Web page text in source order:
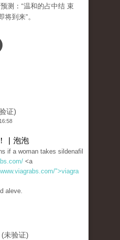
测：“温和的占中结 束
到来”。
证)
| 泡泡
if a woman takes sildenafil
<a
">viagra
aleve.
未验证)